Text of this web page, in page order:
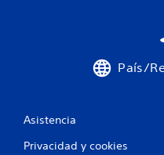
País/
Asistencia
Privacidad y cookies